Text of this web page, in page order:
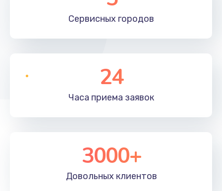
Сервисных городов
24
Часа приема заявок
3000+
Довольных клиентов